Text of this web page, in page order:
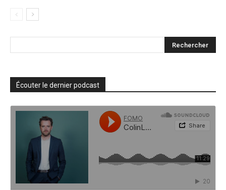
Écouter le dernier podcast